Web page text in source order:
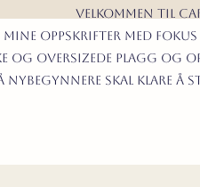
Velkommen til
oppskrifter MED
og oversizede plagg og
nybegynnere skal klare